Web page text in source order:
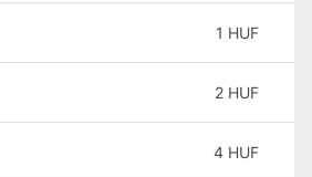
1 HUF
2 HUF
4 HUF